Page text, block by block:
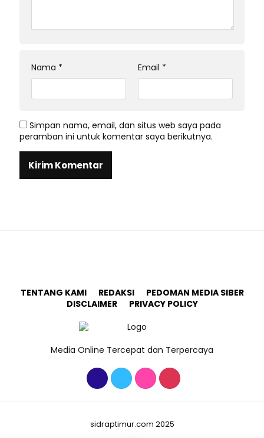
Nama * Email *
Simpan nama, email, dan situs web saya pada
peramban ini untuk komentar saya berikutnya.
TENTANG KAMI REDAKSI
PEDOMAN MEDIA SIBER
DISCLAIMER
PRIVACY POLICY
Media Online Tercepat dan Terpercaya
sidraptimur.com 2025